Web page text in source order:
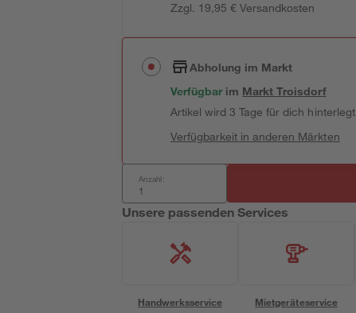
Zzgl. 19,95 € Versandkosten
Abholung im Markt
Verfügbar im MarktTroisdorf
Artikel wird 3 Tage für dich hinterlegt
Verfügbarkeit in anderen Märkten
Anzahl:
Unsere passenden Services
Handwerksservice Mietgeräteservice